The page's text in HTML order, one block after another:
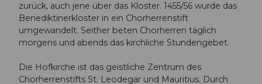
zurück, auch jene über das Kloster. 1455/56 wurde das
Benediktinerkloster in ein Chorherrenstift
umgewandelt. Seither beten Chorherren täglich
morgens und abends das kirchliche Stundengebet.
Die Hofkirche ist das geistliche Zentrum des
Chorherrenstifts St. Leodegar und Mauritius. Durch